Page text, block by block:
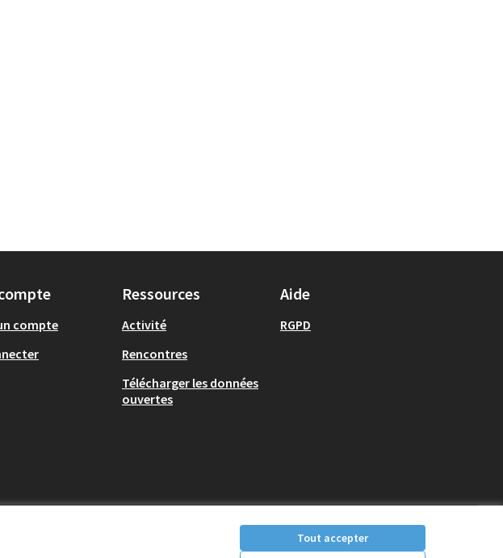
Tout accepter
compte
Ressources
Activité
Rencontres
Télécharger les données
ouvertes
Aide
RGPD